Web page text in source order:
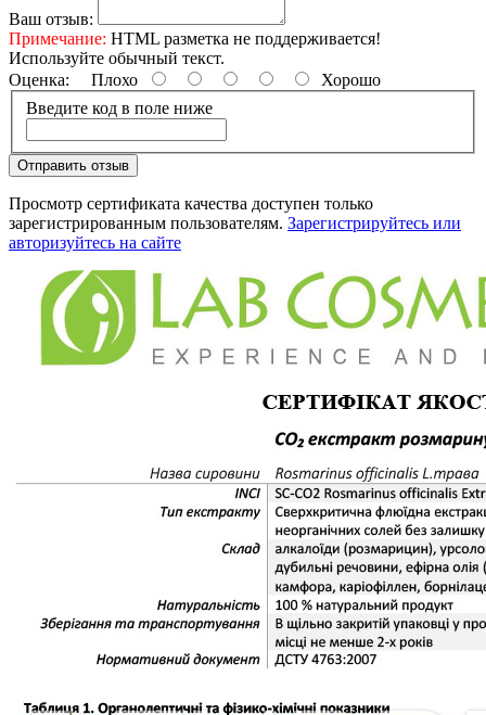
Ваш отзыв:
Примечание: HTML разметка не поддерживается!
Используйте обычный текст.
Оценка: Плохо
Хорошо
Введите код в поле ниже
Отправить отзыв
Просмотр сертификата качества доступен только
зарегистрированным пользователям. Зарегистрируйтесь или
авторизуйтесь на сайте